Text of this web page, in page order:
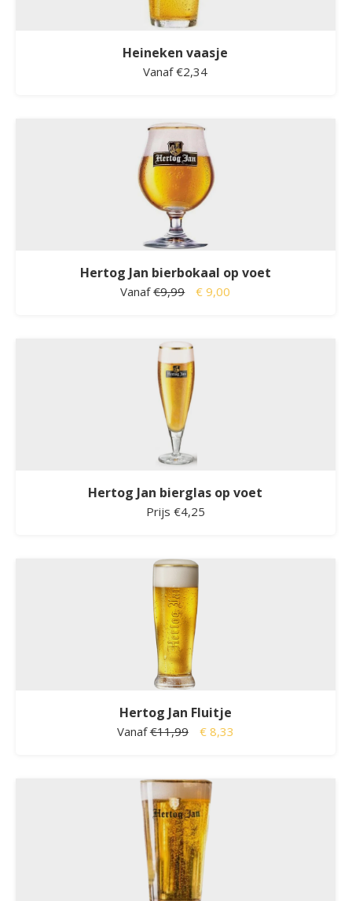
Heineken vaasje
Vanaf €2,34
Hertog Jan bierbokaal op voet
Vanaf€9,99 € 9,00
Hertog Jan bierglas op voet
Prijs €4,25
Hertog Jan Fluitje
Vanaf€11,99 € 8,33